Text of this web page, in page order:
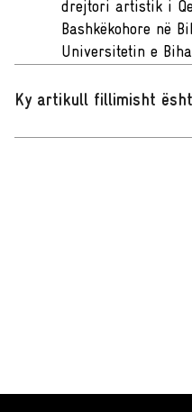
drejtori artistik i
Bashkëkohore në
Universitetin e
Ky artikull fillimisht